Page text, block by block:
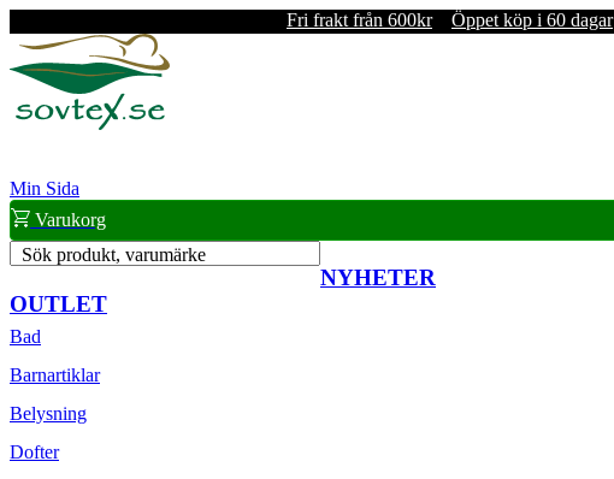
Fri frakt från 600kr Öppet köp i 60 dagar
Min Sida
Varukorg
Sök produkt, varumärke
NYHETER
OUTLET
Bad
Barnartiklar
Belysning
Dofter